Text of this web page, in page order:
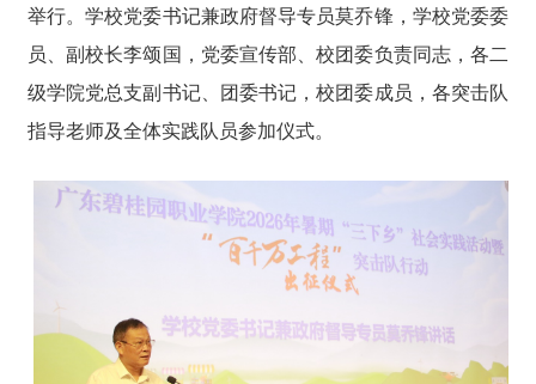
举行。学校党委书记兼政府督导专员莫乔锋，学校党委委
员、副校长李颂国，党委宣传部、校团委负责同志，各二
级学院党总支副书记、团委书记，校团委成员，各突击队
指导老师及全体实践队员参加仪式。